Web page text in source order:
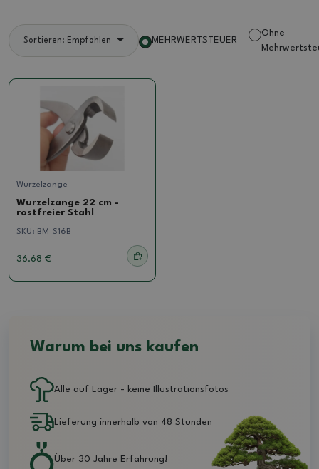
Sortieren: Empfohlen MEHRWERTSTEUER
Ohne
Wurzelzange
Wurzelzange 22 cm -
rostfreier Stahl
SKU: BM-S16B
36.68 €
Warum bei uns kaufen
Alle auf Lager - keine Illustrationsfotos
Lieferung innerhalb von 48 Stunden
Über 30 Jahre Erfahrung!